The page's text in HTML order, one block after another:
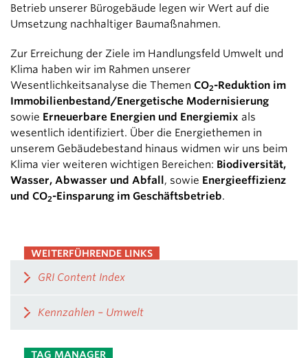
WEITERFÜHRENDE LINKS
GRI Content Index
Kennzahlen – Umwelt
TAG MANAGER
Betrieb unserer Bürogebäude legen wir Wert auf die
Umsetzung nachhaltiger Baumaßnahmen.
Zur Erreichung der Ziele im Handlungsfeld Umwelt und
Klima haben wir im Rahmen unserer
Wesentlichkeitsanalyse die Themen CO2-Reduktion im
Immobilienbestand/Energetische Modernisierung
sowie Erneuerbare Energien und Energiemix als
wesentlich identifiziert. Über die Energiethemen in
unserem Gebäudebestand hinaus widmen wir uns beim
Klima vier weiteren wichtigen Bereichen: Biodiversität,
Wasser, Abwasser und Abfall , sowie Energieeffizienz
und CO2-Einsparung im Geschäftsbetrieb.